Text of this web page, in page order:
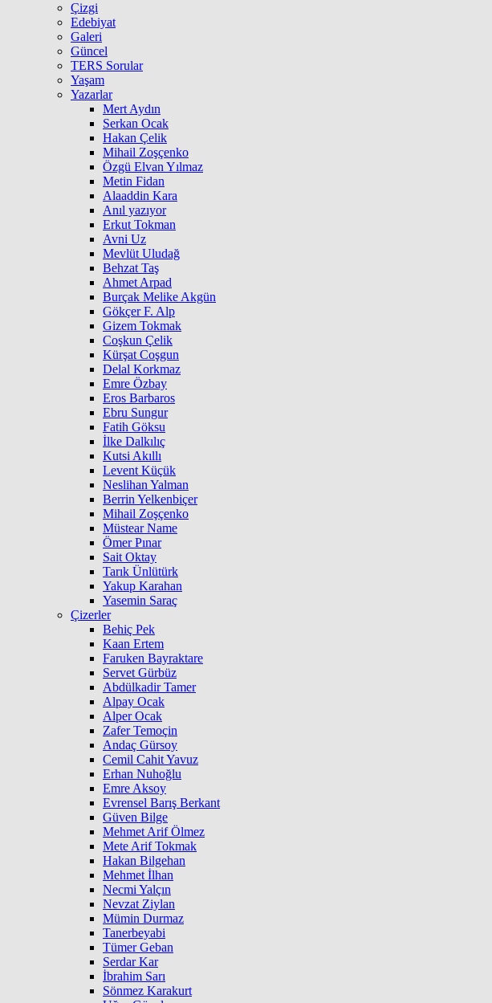
Çizgi
Edebiyat
Galeri
Güncel
TERS Sorular
Yaşam
Yazarlar
Mert Aydın
Serkan Ocak
Hakan Çelik
Mihail Zoşçenko
Özgü Elvan Yılmaz
Metin Fidan
Alaaddin Kara
Anıl yazıyor
Erkut Tokman
Avni Uz
Mevlüt Uludağ
Behzat Taş
Ahmet Arpad
Burçak Melike Akgün
Gökçer F. Alp
Gizem Tokmak
Coşkun Çelik
Kürşat Coşgun
Delal Korkmaz
Emre Özbay
Eros Barbaros
Ebru Sungur
Fatih Göksu
İlke Dalkılıç
Kutsi Akıllı
Levent Küçük
Neslihan Yalman
Berrin Yelkenbiçer
Mihail Zoşçenko
Müstear Name
Ömer Pınar
Sait Oktay
Tarık Ünlütürk
Yakup Karahan
Yasemin Saraç
Çizerler
Behiç Pek
Kaan Ertem
Faruken Bayraktare
Servet Gürbüz
Abdülkadir Tamer
Alpay Ocak
Alper Ocak
Zafer Temoçin
Andaç Gürsoy
Cemil Cahit Yavuz
Erhan Nuhoğlu
Emre Aksoy
Evrensel Barış Berkant
Güven Bilge
Mehmet Arif Ölmez
Mete Arif Tokmak
Hakan Bilgehan
Mehmet İlhan
Necmi Yalçın
Nevzat Ziylan
Mümin Durmaz
Tanerbeyabi
Tümer Geban
Serdar Kar
İbrahim Sarı
Sönmez Karakurt